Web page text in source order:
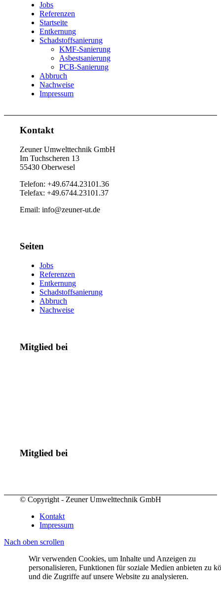
Jobs
Referenzen
Startseite
Entkernung
Schadstoffsanierung
KMF-Sanierung
Asbestsanierung
PCB-Sanierung
Abbruch
Nachweise
Impressum
Kontakt
Zeuner Umwelttechnik GmbH
Im Tuchscheren 13
55430 Oberwesel
Telefon: +49.6744.23101.36
Telefax: +49.6744.23101.37
Email: info@zeuner-ut.de
Seiten
Jobs
Referenzen
Entkernung
Schadstoffsanierung
Abbruch
Nachweise
Mitglied bei
Mitglied bei
© Copyright - Zeuner Umwelttechnik GmbH
Kontakt
Impressum
Nach oben scrollen
Wir verwenden Cookies, um Inhalte und Anzeigen zu
personalisieren, Funktionen für soziale Medien anbieten zu
und die Zugriffe auf unsere Website zu analysieren.